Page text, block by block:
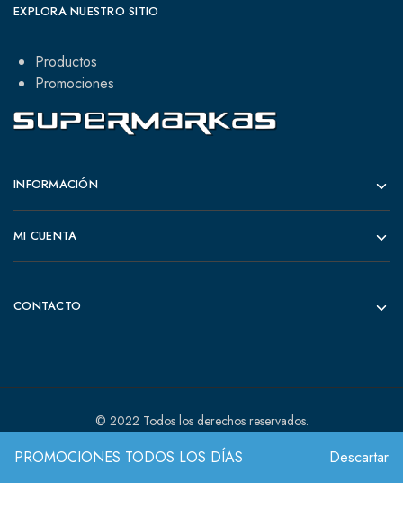
PROMOCIONES TODOS LOS DÍAS Descartar
EXPLORA NUESTRO SITIO
Productos
Promociones
INFORMACIÓN
MI CUENTA
CONTACTO
© 2022 Todos los derechos reservados.